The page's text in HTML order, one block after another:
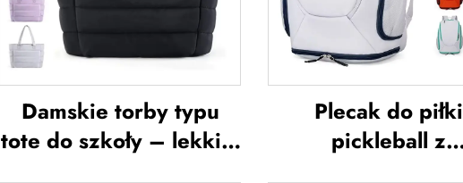
Damskie torby typu
tote do szkoły – lekkie,
Plecak do piłki
pickleball z